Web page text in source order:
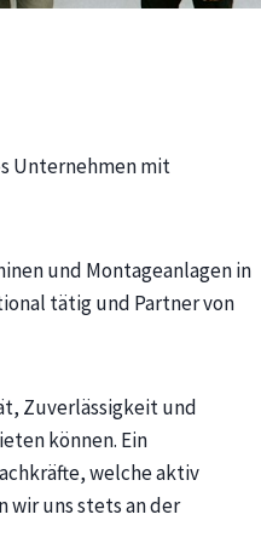
Unternehmen mit
und Montageanlagen in
tätig und Partner von
Zuverlässigkeit und
können. Ein
welche aktiv
wir uns stets an der